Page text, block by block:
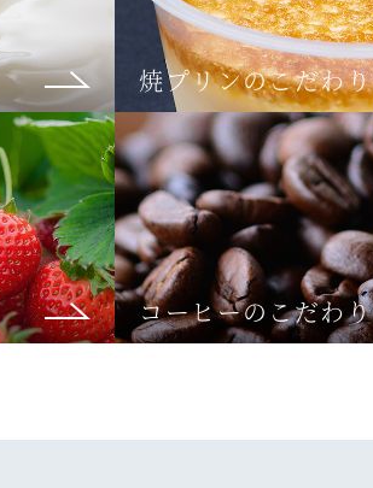
焼プリンのこだわり
コーヒーのこだわり